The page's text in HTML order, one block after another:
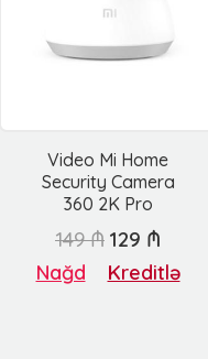
Video Mi Home
Security Camera
360 2K Pro
149 ₼ 129 ₼
Nağd Kreditlə